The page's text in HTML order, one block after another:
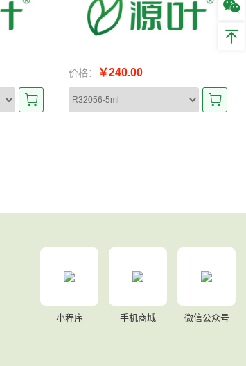
价格： ￥240.00
小程序 手机商城 微信公众号